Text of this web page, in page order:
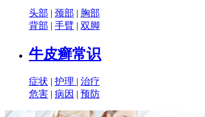
头部 | 颈部 | 胸部
背部 | 手臂 | 双脚
牛皮癣常识
症状 | 护理 | 治疗
危害 | 病因 | 预防